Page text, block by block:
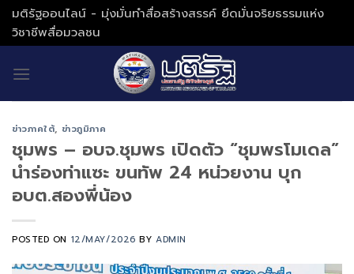
Skip
to
content
มติรัฐออนไลน์ - มุ่งมั่นทำสื่อสร้างสรรค์ ยึดมั่นจริยธรรมแห่ง
วิชาชีพสื่อมวลชน
ข่าวภาคใต้, ข่าวภูมิภาค
ชุมพร – อบจ.ชุมพร เปิดตัว “ชุมพรโมเดล”
นำร่องท่าแซะ ขนทัพ 24 หน่วยงาน บุก
อบต.สองพี่น้อง
POSTED ON 12/MAY/2026 BYADMIN